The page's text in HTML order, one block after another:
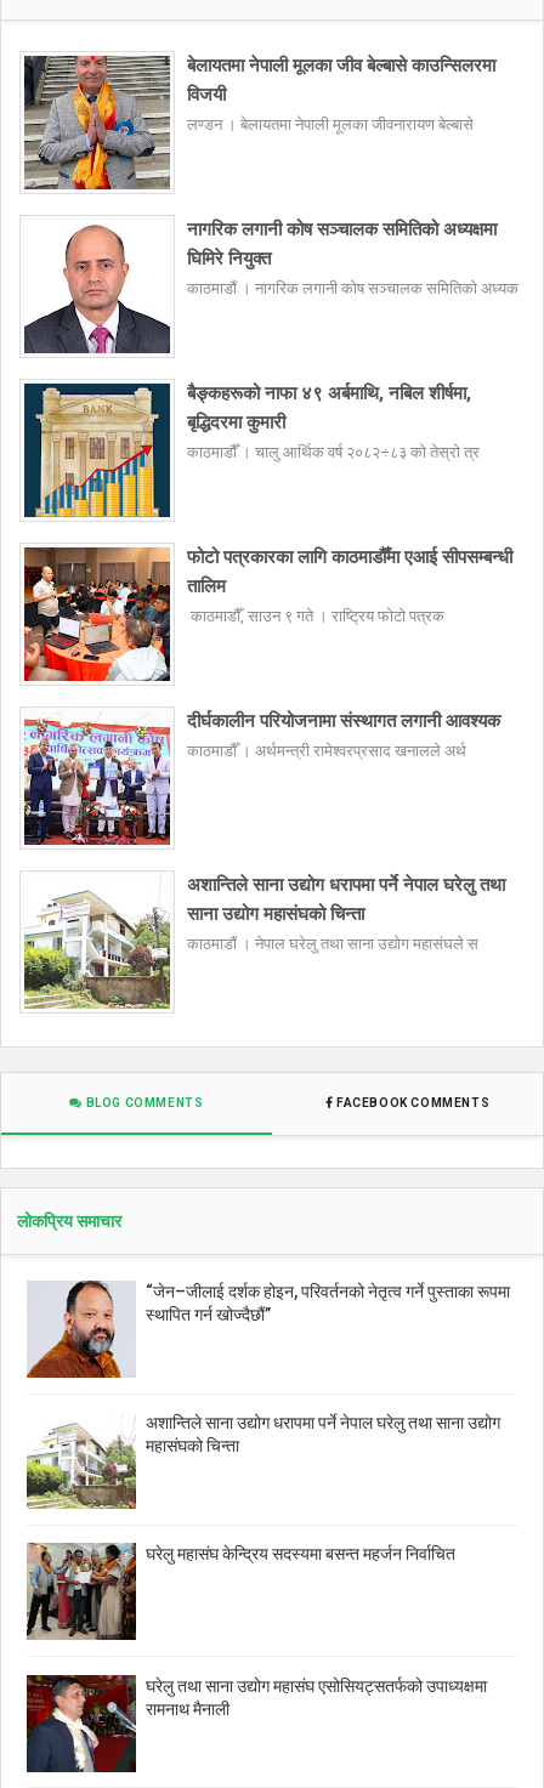
बेलायतमा नेपाली मूलका जीव बेल्बासे काउन्सिलरमा
विजयी
लण्डन । बेलायतमा नेपाली मूलका जीवनारायण बेल्बासे
नागरिक लगानी कोष सञ्चालक समितिको अध्यक्षमा
घिमिरे नियुक्त
काठमाडौं । नागरिक लगानी कोष सञ्चालक समितिको अध्यक
बैङ्कहरूको नाफा ४९ अर्बमाथि, नबिल शीर्षमा,
बृद्धिदरमा कुमारी
काठमाडौँ । चालु आर्थिक वर्ष २०८२÷८३ को तेस्रो त्र
फोटो पत्रकारका लागि काठमाडौँमा एआई सीपसम्बन्धी
तालिम
काठमाडौँ, साउन ९ गते । राष्ट्रिय फोटो पत्रक
दीर्घकालीन परियोजनामा संस्थागत लगानी आवश्यक
काठमाडौँ । अर्थमन्त्री रामेश्वरप्रसाद खनालले अर्थ
अशान्तिले साना उद्योग धरापमा पर्ने नेपाल घरेलु तथा
साना उद्योग महासंघको चिन्ता
काठमाडौं । नेपाल घरेलु तथा साना उद्योग महासंघले स
BLOG COMMENTS FACEBOOK COMMENTS
लोकप्रिय समाचार
“जेन–जीलाई दर्शक होइन, परिवर्तनको नेतृत्व गर्ने पुस्ताका रूपमा
स्थापित गर्न खोज्दैछौं”
अशान्तिले साना उद्योग धरापमा पर्ने नेपाल घरेलु तथा साना उद्योग
महासंघको चिन्ता
घरेलु महासंघ केन्द्रिय सदस्यमा बसन्त महर्जन निर्वाचित
घरेलु तथा साना उद्योग महासंघ एसोसियट्सतर्फको उपाध्यक्षमा
रामनाथ मैनाली